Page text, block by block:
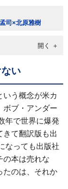
司×北原雅樹
い
いう概念が米カ
ボブ・アンダー
年で世界に爆発
きて翻訳版も出
なっても出版社
の本は売れな
たのは、それか